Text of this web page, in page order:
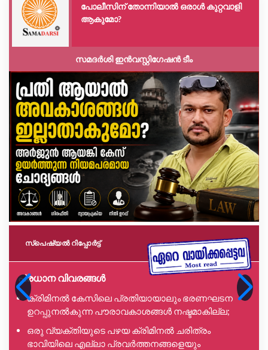
പോലീസിന് തോന്നിയാൽ ഒരാൾ കുറ്റവാളി
ആകുമോ?
സമദർശി ഇൻവസ്റ്റിഗേഷൻ ടീം
സ്പെഷ്യൽ റിപ്പോര്‍ട്ട്
പ്രധാന വിവരങ്ങൾ
ക്രിമിനൽ കേസിലെ പ്രതിയായാലും ഭരണഘടന
ഉറപ്പുനൽകുന്ന പൗരാവകാശങ്ങൾ നഷ്ടമാകില്ല;
ഒരു വ്യക്തിയുടെ പഴയ ക്രിമിനൽ ചരിത്രം
ഭാവിയിലെ എല്ലാ പ്രവർത്തനങ്ങളെയും